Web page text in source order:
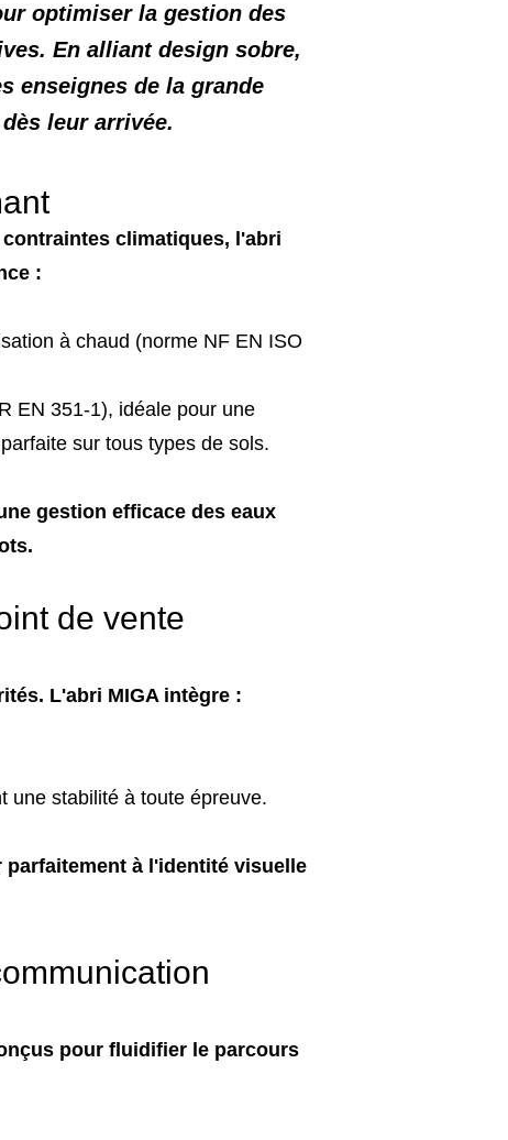
optimiser la gestion des
En alliant design sobre,
enseignes de la grande
leur arrivée.
climatiques, l'abri
:
à chaud (norme NF EN ISO
EN 351-1), idéale pour une
sur tous types de sols.
gestion efficace des eaux
de vente
L'abri MIGA intègre :
une stabilité à toute épreuve.
à l'identité visuelle
pour fluidifier le parcours